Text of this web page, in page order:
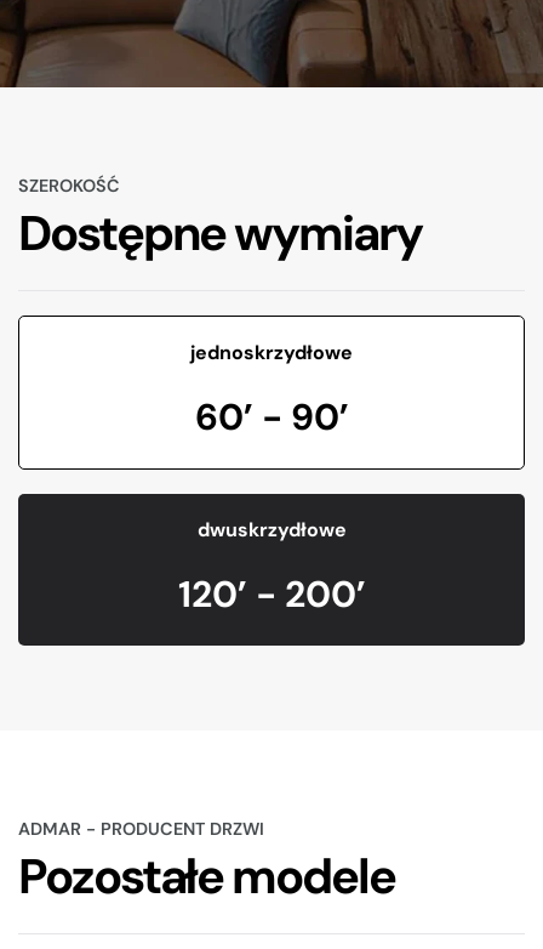
SZEROKOŚĆ
Dostępne wymiary
jednoskrzydłowe
60’ - 90’
dwuskrzydłowe
120’ - 200’
ADMAR - PRODUCENT DRZWI
Pozostałe modele